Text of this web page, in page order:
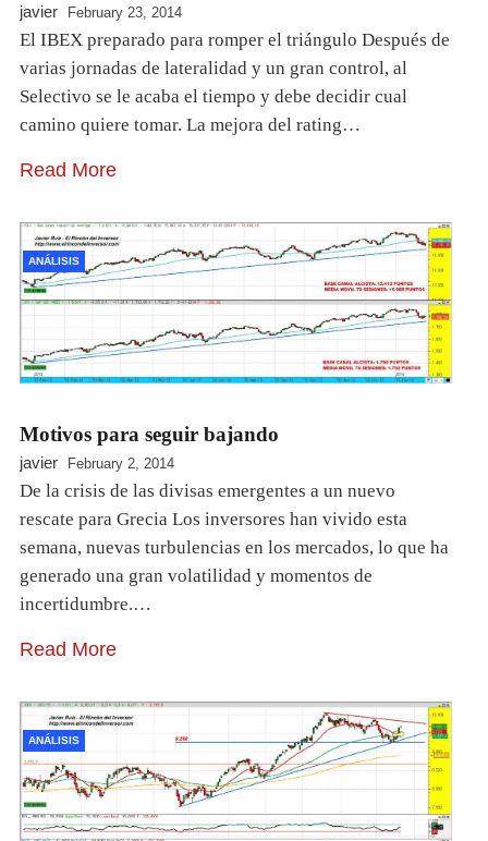
javier February 23, 2014
El IBEX preparado para romper el triángulo Después de
varias jornadas de lateralidad y un gran control, al
Selectivo se le acaba el tiempo y debe decidir cual
camino quiere tomar. La mejora del rating…
Read More
ANÁLISIS
Motivos para seguir bajando
javier February 2, 2014
De la crisis de las divisas emergentes a un nuevo
rescate para Grecia Los inversores han vivido esta
semana, nuevas turbulencias en los mercados, lo que ha
generado una gran volatilidad y momentos de
incertidumbre.…
Read More
ANÁLISIS